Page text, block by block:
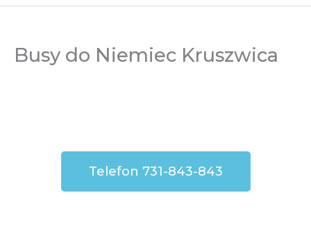
Busy do Niemiec Kruszwica
Telefon 731-843-843